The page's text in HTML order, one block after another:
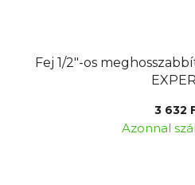
Fej 1/2"-os
3 632
Azonnal